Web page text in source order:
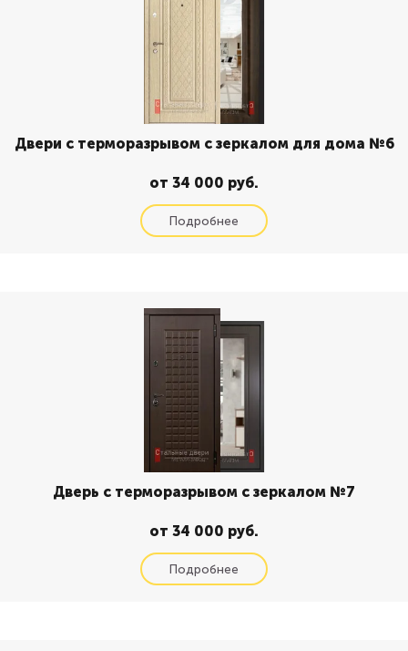
Двери с терморазрывом с зеркалом для дома №6
от 34 000 руб.
Дверь с терморазрывом с зеркалом №7
от 34 000 руб.